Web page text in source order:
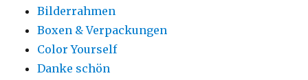
Bilderrahmen
Boxen & Verpackungen
Color Yourself
Danke schön